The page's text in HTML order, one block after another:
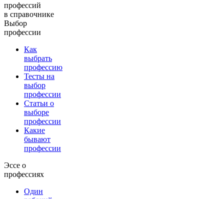
профессий
в справочнике
Выбор
профессии
Как
выбрать
профессию
Тесты на
выбор
профессии
Статьи о
выборе
профессии
Какие
бывают
профессии
Эссе о
профессиях
Один